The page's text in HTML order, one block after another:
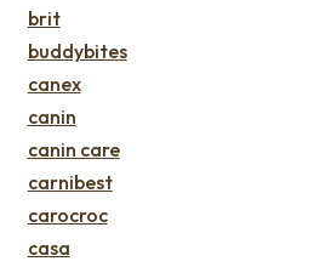
brit
buddybites
canex
canin
canin care
carnibest
carocroc
casa